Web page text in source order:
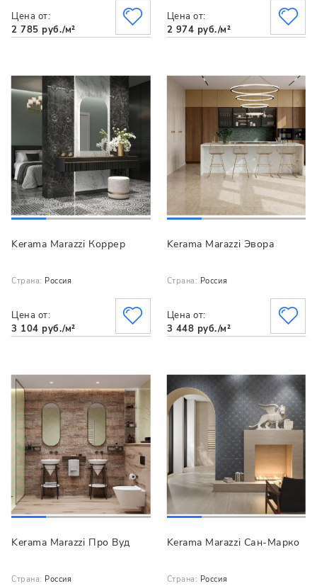
Цена от:
2 785 руб./м²
Цена от:
2 974 руб./м²
Kerama Marazzi Коррер
Страна: Россия
Цена от:
3 104 руб./м²
Kerama Marazzi Эвора
Страна: Россия
Цена от:
3 448 руб./м²
Kerama Marazzi Про Вуд
Страна: Россия
Kerama Marazzi Сан-Марко
Страна: Россия